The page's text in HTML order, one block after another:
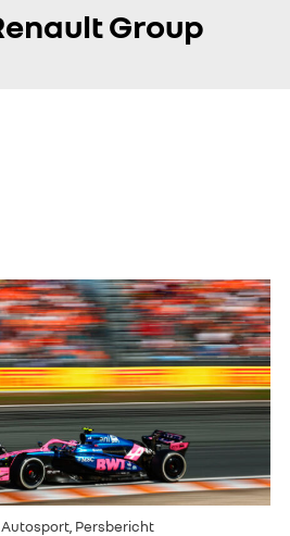
Group
Autosport, Persbericht